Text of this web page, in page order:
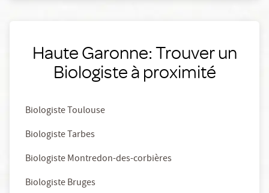
Haute Garonne: Trouver un
Biologiste à proximité
Biologiste Toulouse
Biologiste Tarbes
Biologiste Montredon-des-corbières
Biologiste Bruges